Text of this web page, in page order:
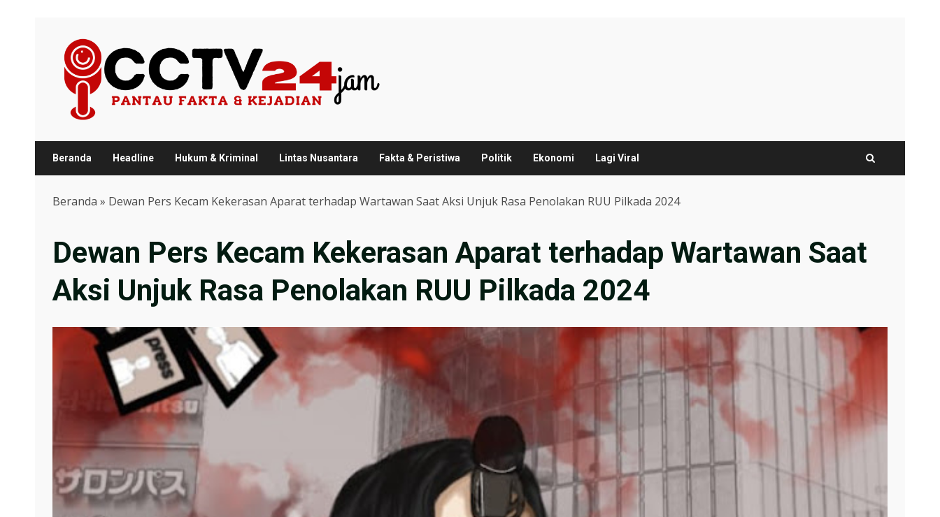
content
Beranda Headline Hukum & Kriminal Lintas Nusantara Fakta & Peristiwa Politik Ekonomi Lagi Viral
Beranda » Dewan Pers Kecam Kekerasan Aparat terhadap Wartawan Saat Aksi Unjuk Rasa Penolakan RUU Pilkada 2024
Dewan Pers Kecam Kekerasan Aparat terhadap Wartawan Saat
Aksi Unjuk Rasa Penolakan RUU Pilkada 2024